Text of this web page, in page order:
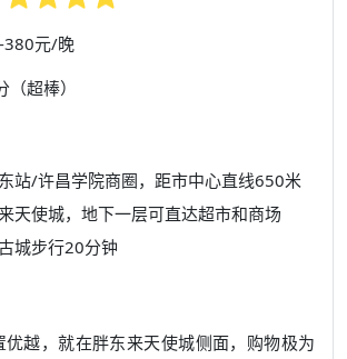
380元/晚
（超棒）
站/许昌学院商圈，距市中心直线650米
天使城，地下一层可直达超市和商场
城步行20分钟
优越，就在胖东来天使城侧面，购物极为